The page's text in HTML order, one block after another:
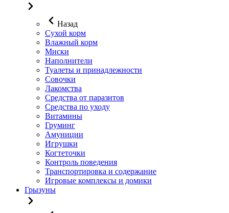
Назад
Сухой корм
Влажный корм
Миски
Наполнители
Туалеты и принадлежности
Совочки
Лакомства
Средства от паразитов
Средства по уходу
Витамины
Груминг
Амуниции
Игрушки
Когтеточки
Контроль поведения
Транспортировка и содержание
Игровые комплексы и домики
Грызуны